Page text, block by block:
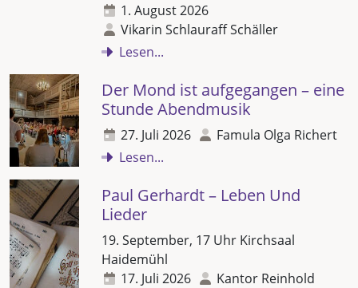
1. August 2026
Vikarin Schlauraff Schäller
Lesen...
Der Mond ist aufgegangen – eine
Stunde Abendmusik
27. Juli 2026
Famula Olga Richert
Lesen...
Paul Gerhardt – Leben Und
Lieder
19. September, 17 Uhr Kirchsaal
Haidemühl
17. Juli 2026
Kantor Reinhold